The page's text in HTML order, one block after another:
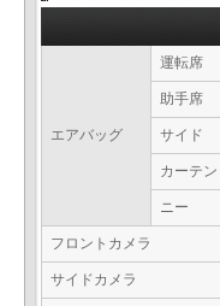
エアバッグ
運転席
助手席
サイド
カーテン
ニー
フロントカメラ
サイドカメラ